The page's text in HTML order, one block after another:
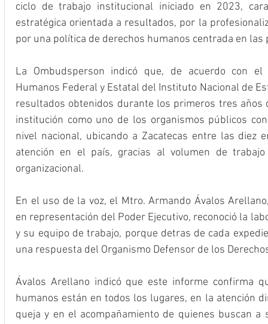
ciclo de trabajo institucional iniciado en 2023,
estratégica orientada a resultados, por la
por una política de derechos humanos centrada en las
La Ombudsperson indicó que, de acuerdo con el
Humanos Federal y Estatal del Instituto Nacional de
resultados obtenidos durante los primeros tres años
institución como uno de los organismos públicos
nivel nacional, ubicando a Zacatecas entre las diez
atención en el país, gracias al volumen de
organizacional.
En el uso de la voz, el Mtro. Armando Ávalos
en representación del Poder Ejecutivo, reconoció la
y su equipo de trabajo, porque detras de cada
una respuesta del Organismo Defensor de los
Ávalos Arellano indicó que este informe confirma
humanos están en todos los lugares, en la atención
queja y en el acompañamiento de quienes buscan